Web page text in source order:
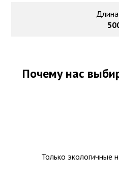
Почему нас
Только экологичные